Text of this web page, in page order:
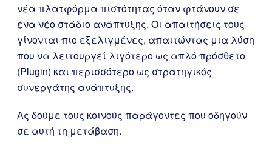
νέα πλατφόρμα πιστότητας όταν φτάνουν σε
ένα νέο στάδιο ανάπτυξης. Οι απαιτήσεις τους
γίνονται πιο εξελιγμένες, απαιτώντας μια λύση
που να λειτουργεί λιγότερο ως απλό πρόσθετο
(Plugin) και περισσότερο ως στρατηγικός
συνεργάτης ανάπτυξης.
Ας δούμε τους κοινούς παράγοντες που οδηγούν
σε αυτή τη μετάβαση.